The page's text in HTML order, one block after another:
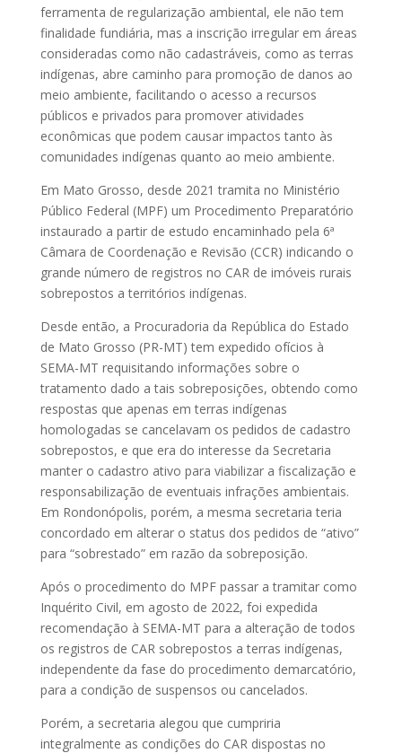
ferramenta de regularização ambiental, ele não tem
finalidade fundiária, mas a inscrição irregular em áreas
consideradas como não cadastráveis, como as terras
indígenas, abre caminho para promoção de danos ao
meio ambiente, facilitando o acesso a recursos
públicos e privados para promover atividades
econômicas que podem causar impactos tanto às
comunidades indígenas quanto ao meio ambiente.
Em Mato Grosso, desde 2021 tramita no Ministério
Público Federal (MPF) um Procedimento Preparatório
instaurado a partir de estudo encaminhado pela 6ª
Câmara de Coordenação e Revisão (CCR) indicando o
grande número de registros no CAR de imóveis rurais
sobrepostos a territórios indígenas.
Desde então, a Procuradoria da República do Estado
de Mato Grosso (PR-MT) tem expedido ofícios à
SEMA-MT requisitando informações sobre o
tratamento dado a tais sobreposições, obtendo como
respostas que apenas em terras indígenas
homologadas se cancelavam os pedidos de cadastro
sobrepostos, e que era do interesse da Secretaria
manter o cadastro ativo para viabilizar a fiscalização e
responsabilização de eventuais infrações ambientais.
Em Rondonópolis, porém, a mesma secretaria teria
concordado em alterar o status dos pedidos de “ativo”
para “sobrestado” em razão da sobreposição.
Após o procedimento do MPF passar a tramitar como
Inquérito Civil, em agosto de 2022, foi expedida
recomendação à SEMA-MT para a alteração de todos
os registros de CAR sobrepostos a terras indígenas,
independente da fase do procedimento demarcatório,
para a condição de suspensos ou cancelados.
Porém, a secretaria alegou que cumpriria
integralmente as condições do CAR dispostas no